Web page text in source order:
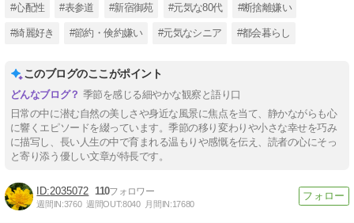
#心配性 #表参道 #新宿御苑 #元気な80代 #断捨離嫌い
#綺麗好き #節約・倹約嫌い #元気なシニア #都会暮らし
このブログのここがポイント
季節を感じる細やかな観察と語り口
日常の中に潜む自然の美しさや身近な風景に焦点を当て、静かながらも心
に響くエピソードを綴っています。季節の移り変わりや小さな幸せを巧み
に描写し、長い人生の中で育まれる温もりや感慨を伝え、読者の心にそっ
と寄り添う優しい文章が特長です。
2035072 110
週間IN:3760 週間OUT:8040 月間IN:17680